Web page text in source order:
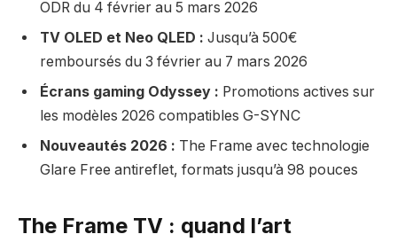
ODR du 4 février au 5 mars 2026
TV OLED et Neo QLED : Jusqu’à 500€
remboursés du 3 février au 7 mars 2026
Écrans gaming Odyssey : Promotions actives sur
les modèles 2026 compatibles G-SYNC
Nouveautés 2026 : The Frame avec technologie
Glare Free antireflet, formats jusqu’à 98 pouces
The Frame TV : quand l’art